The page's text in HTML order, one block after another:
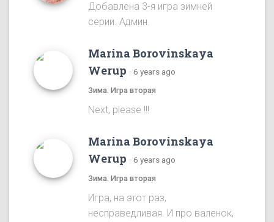
Добавлена 3-я игра зимней
серии. Админ.
Marina Borovinskaya
Werup · 6 years ago
Зима. Игра вторая
Next, please !!!
Marina Borovinskaya
Werup · 6 years ago
Зима. Игра вторая
Игра, на этот раз,
несправедливая. И про валенок,